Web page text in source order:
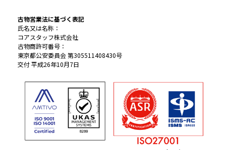
古物営業法に基づく表記
氏名又は名称：
コアスタッフ株式会社
古物商許可番号：
東京都公安委員会 第305511408430号
交付 平成26年10月7日